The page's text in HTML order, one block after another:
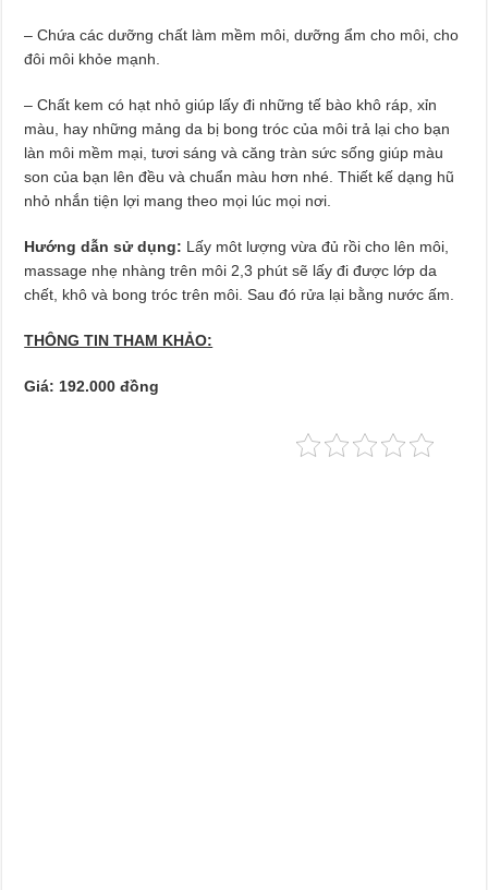
– Chứa các dưỡng chất làm mềm môi, dưỡng ẩm cho môi, cho
đôi môi khỏe mạnh.
– Chất kem có hạt nhỏ giúp lấy đi những tế bào khô ráp, xỉn
màu, hay những mảng da bị bong tróc của môi trả lại cho bạn
làn môi mềm mại, tươi sáng và căng tràn sức sống giúp màu
son của bạn lên đều và chuẩn màu hơn nhé. Thiết kế dạng hũ
nhỏ nhắn tiện lợi mang theo mọi lúc mọi nơi.
Hướng dẫn sử dụng: Lấy môt lượng vừa đủ rồi cho lên môi,
massage nhẹ nhàng trên môi 2,3 phút sẽ lấy đi được lớp da
chết, khô và bong tróc trên môi. Sau đó rửa lại bằng nước ấm.
THÔNG TIN THAM KHẢO:
Giá: 192.000 đồng